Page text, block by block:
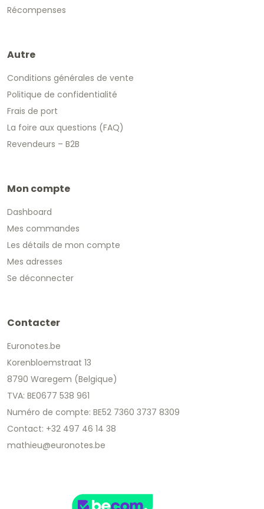
Récompenses
Autre
Conditions générales de vente
Politique de confidentialité
Frais de port
La foire aux questions (FAQ)
Revendeurs – B2B
Mon compte
Dashboard
Mes commandes
Les détails de mon compte
Mes adresses
Se déconnecter
Contacter
Euronotes.be
Korenbloemstraat 13
8790 Waregem (Belgique)
TVA: BE0677 538 961
Numéro de compte: BE52 7360 3737 8309
Contact: +32 497 46 14 38
mathieu@euronotes.be